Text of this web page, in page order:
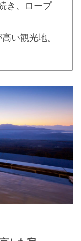
き、ロープ
い観光地。